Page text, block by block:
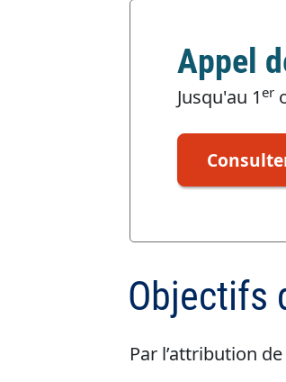
Appel
Jusqu'au 1 er
Objectifs
Par l’attribution